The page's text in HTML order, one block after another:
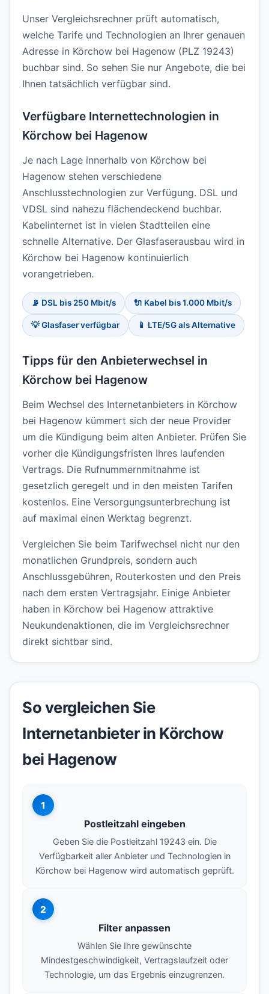
Unser Vergleichsrechner prüft automatisch,
welche Tarife und Technologien an Ihrer genauen
Adresse in Körchow bei Hagenow (PLZ 19243)
buchbar sind. So sehen Sie nur Angebote, die bei
Ihnen tatsächlich verfügbar sind.
Verfügbare Internettechnologien in
Körchow bei Hagenow
Je nach Lage innerhalb von Körchow bei
Hagenow stehen verschiedene
Anschlusstechnologien zur Verfügung. DSL und
VDSL sind nahezu flächendeckend buchbar.
Kabelinternet ist in vielen Stadtteilen eine
schnelle Alternative. Der Glasfaserausbau wird in
Körchow bei Hagenow kontinuierlich
vorangetrieben.
📡 DSL bis 250 Mbit/s 🔌 Kabel bis 1.000 Mbit/s
💡 Glasfaser verfügbar 📱 LTE/5G als Alternative
Tipps für den Anbieterwechsel in
Körchow bei Hagenow
Beim Wechsel des Internetanbieters in Körchow
bei Hagenow kümmert sich der neue Provider
um die Kündigung beim alten Anbieter. Prüfen Sie
vorher die Kündigungsfristen Ihres laufenden
Vertrags. Die Rufnummernmitnahme ist
gesetzlich geregelt und in den meisten Tarifen
kostenlos. Eine Versorgungsunterbrechung ist
auf maximal einen Werktag begrenzt.
Vergleichen Sie beim Tarifwechsel nicht nur den
monatlichen Grundpreis, sondern auch
Anschlussgebühren, Routerkosten und den Preis
nach dem ersten Vertragsjahr. Einige Anbieter
haben in Körchow bei Hagenow attraktive
Neukundenaktionen, die im Vergleichsrechner
direkt sichtbar sind.
So vergleichen Sie
Internetanbieter in Körchow
bei Hagenow
1
Postleitzahl eingeben
Geben Sie die Postleitzahl 19243 ein. Die
Verfügbarkeit aller Anbieter und Technologien in
Körchow bei Hagenow wird automatisch geprüft.
2
Filter anpassen
Wählen Sie Ihre gewünschte
Mindestgeschwindigkeit, Vertragslaufzeit oder
Technologie, um das Ergebnis einzugrenzen.